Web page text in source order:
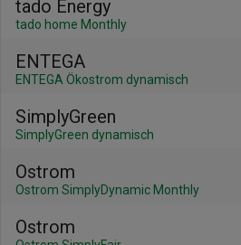
tado Energy
tado home Monthly
ENTEGA
ENTEGA Ökostrom dynamisch
SimplyGreen
SimplyGreen dynamisch
Ostrom
Ostrom SimplyDynamic Monthly
Ostrom